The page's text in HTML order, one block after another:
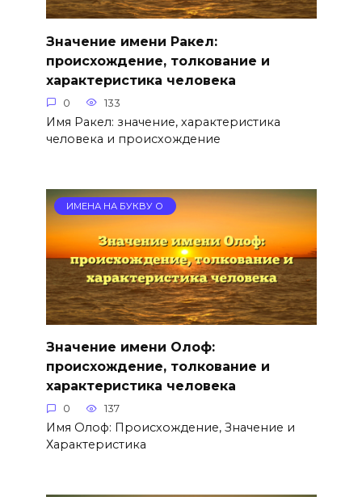
Значение имени Ракел:
происхождение, толкование и
характеристика человека
0 133
Имя Ракел: значение, характеристика
человека и происхождение
ИМЕНА НА БУКВУ О
Значение имени Олоф:
происхождение, толкование и
характеристика человека
0 137
Имя Олоф: Происхождение, Значение и
Характеристика